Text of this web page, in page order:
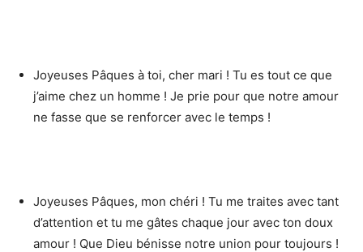
Joyeuses Pâques à toi, cher mari ! Tu es tout ce que
j’aime chez un homme ! Je prie pour que notre amour
ne fasse que se renforcer avec le temps !
Joyeuses Pâques, mon chéri ! Tu me traites avec tant
d’attention et tu me gâtes chaque jour avec ton doux
amour ! Que Dieu bénisse notre union pour toujours !